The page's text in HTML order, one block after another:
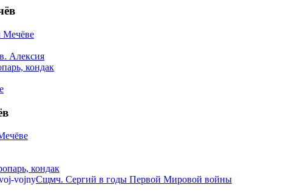
Мечёве
Алексия
кондак
кондак
Сщмч. Сергий в годы Первой Мировой войны